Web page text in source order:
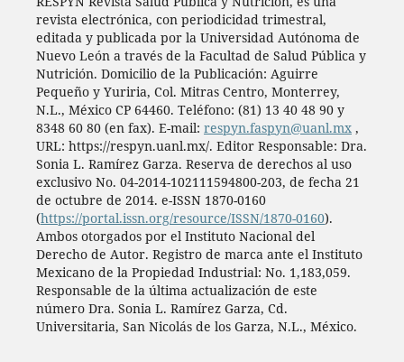
revista electrónica, con periodicidad trimestral,
editada y publicada por la Universidad Autónoma de
Nuevo León a través de la Facultad de Salud Pública y
Nutrición. Domicilio de la Publicación: Aguirre
Pequeño y Yuriria, Col. Mitras Centro, Monterrey,
N.L., México CP 64460. Teléfono: (81) 13 40 48 90 y
8348 60 80 (en fax). E-mail: respyn.faspyn@uanl.mx,
URL: https://respyn.uanl.mx/. Editor Responsable: Dra.
Sonia L. Ramírez Garza. Reserva de derechos al uso
exclusivo No. 04-2014-102111594800-203, de fecha 21
de octubre de 2014. e-ISSN 1870-0160
(https://portal.issn.org/resource/ISSN/1870-0160).
Ambos otorgados por el Instituto Nacional del
Derecho de Autor. Registro de marca ante el Instituto
Mexicano de la Propiedad Industrial: No. 1,183,059.
Responsable de la última actualización de este
número Dra. Sonia L. Ramírez Garza, Cd.
Universitaria, San Nicolás de los Garza, N.L., México.